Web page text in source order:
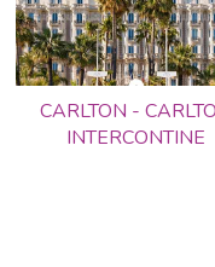
CARLTON -
INTERCONTINE